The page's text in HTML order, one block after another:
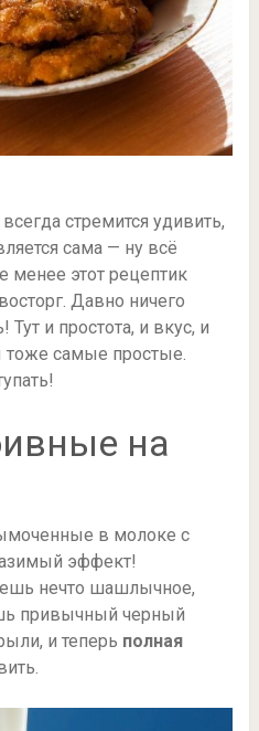
стремится удивить,
сама — ну всё
менее этот рецептик
Давно ничего
и простота, и вкус, и
тоже самые простые.
на
в молоке с
эффект!
нечто шашлычное,
привычный черный
и теперь полная